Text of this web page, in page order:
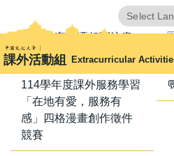
到
主
要
內
課外活動組 Extracurricular
📢器材室搬遷相關注意
事項📢
114學年度課外服務學習
「在地有愛，服務有
感」四格漫畫創作徵件
競賽